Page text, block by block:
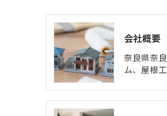
会社概要
奈良県奈
ム、屋根